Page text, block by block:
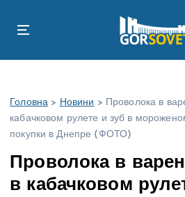
Головна > Новини >
Проволока в
кабачковом рулете и зуб в
покупки в Днепре (ФОТО)
Проволока в
в кабачковом